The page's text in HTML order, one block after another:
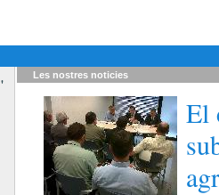
Les nostres noticies
El